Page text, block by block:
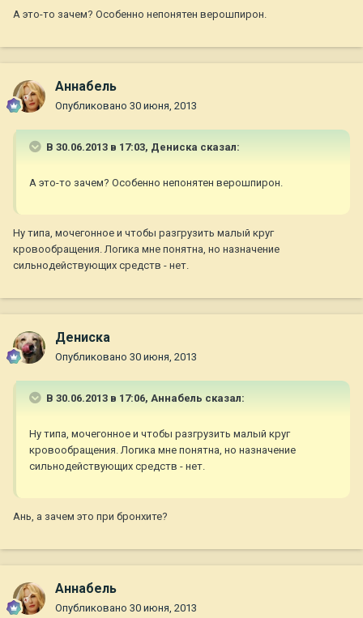
А это-то зачем? Особенно непонятен верошпирон.
Aннaбель
Опубликовано 30 июня, 2013
В 30.06.2013 в 17:03, Дениска сказал:
А это-то зачем? Особенно непонятен верошпирон.
Ну типа, мочегонное и чтобы разгрузить малый круг
кровообращения. Логика мне понятна, но назначение
сильнодействующих средств - нет.
Дениска
Опубликовано 30 июня, 2013
В 30.06.2013 в 17:06, Aннaбель сказал:
Ну типа, мочегонное и чтобы разгрузить малый круг
кровообращения. Логика мне понятна, но назначение
сильнодействующих средств - нет.
Ань, а зачем это при бронхите?
Aннaбель
Опубликовано 30 июня, 2013